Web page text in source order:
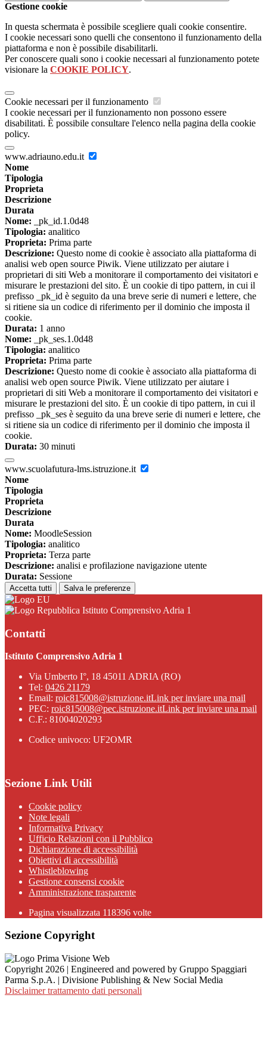
Gestione cookie
In questa schermata è possibile scegliere quali cookie consentire.
I cookie necessari sono quelli che consentono il funzionamento della
piattaforma e non è possibile disabilitarli.
Per conoscere quali sono i cookie necessari al funzionamento potete
visionare la COOKIE POLICY.
Cookie necessari per il funzionamento
I cookie necessari per il funzionamento non possono essere
disabilitati. È possibile consultare l'elenco nella pagina della cookie
policy.
www.adriauno.edu.it
Nome
Tipologia
Proprieta
Descrizione
Durata
Nome: _pk_id.1.0d48
Tipologia: analitico
Proprieta: Prima parte
Descrizione: Questo nome di cookie è associato alla piattaforma di
analisi web open source Piwik. Viene utilizzato per aiutare i
proprietari di siti Web a monitorare il comportamento dei visitatori e
misurare le prestazioni del sito. È un cookie di tipo pattern, in cui il
prefisso _pk_id è seguito da una breve serie di numeri e lettere, che
si ritiene sia un codice di riferimento per il dominio che imposta il
cookie.
Durata: 1 anno
Nome: _pk_ses.1.0d48
Tipologia: analitico
Proprieta: Prima parte
Descrizione: Questo nome di cookie è associato alla piattaforma di
analisi web open source Piwik. Viene utilizzato per aiutare i
proprietari di siti Web a monitorare il comportamento dei visitatori e
misurare le prestazioni del sito. È un cookie di tipo pattern, in cui il
prefisso _pk_ses è seguito da una breve serie di numeri e lettere, che
si ritiene sia un codice di riferimento per il dominio che imposta il
cookie.
Durata: 30 minuti
www.scuolafutura-lms.istruzione.it
Nome
Tipologia
Proprieta
Descrizione
Durata
Nome: MoodleSession
Tipologia: analitico
Proprieta: Terza parte
Descrizione: analisi e profilazione navigazione utente
Durata: Sessione
Accetta tutti Salva le preferenze
Istituto Comprensivo Adria 1
Contatti
Istituto Comprensivo Adria 1
Via Umberto I°, 18 45011 ADRIA (RO)
Tel: 0426 21179
Email: roic815008@istruzione.itLink per inviare una mail
PEC: roic815008@pec.istruzione.itLink per inviare una mail
C.F.: 81004020293
Codice univoco: UF2OMR
Sezione Link Utili
Cookie policy
Note legali
Informativa Privacy
Ufficio Relazioni con il Pubblico
Dichiarazione di accessibilità
Obiettivi di accessibilità
Whistleblowing
Gestione consensi cookie
Amministrazione trasparente
Pagina visualizzata 118396 volte
Sezione Copyright
Copyright 2026 | Engineered and powered by Gruppo Spaggiari
Parma S.p.A. | Divisione Publishing & New Social Media
Disclaimer trattamento dati personali